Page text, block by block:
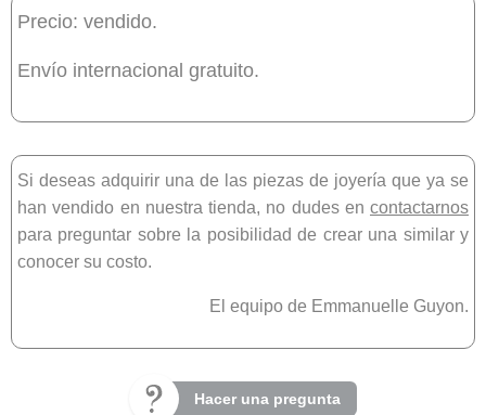
Precio: vendido.
Envío internacional gratuito.
Si deseas adquirir una de las piezas de joyería que ya se
han vendido en nuestra tienda, no dudes en contactarnos
para preguntar sobre la posibilidad de crear una similar y
conocer su costo.
El equipo de Emmanuelle Guyon.
Hacer una pregunta